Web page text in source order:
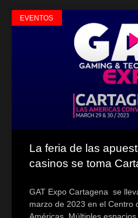
EVENTOS
La feria de las
casinos se toma
GAT Expo Cartagena se
marzo de 2023 en el Centro